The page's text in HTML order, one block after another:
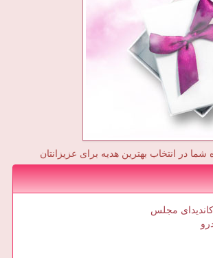
شما در انتخاب بهترین هدیه برای عزیزانتان
مجلس